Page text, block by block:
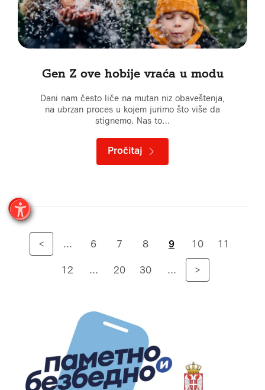
Gen Z ove hobije vraća u modu
Dani nam često liče na mutan niz obaveštenja,
na ubrzan proces u kojem jurimo što više da
stignemo. Nas to…
Pročitaj
< ... 6 7 8 9 10 11
12 ... 20 30 ... >